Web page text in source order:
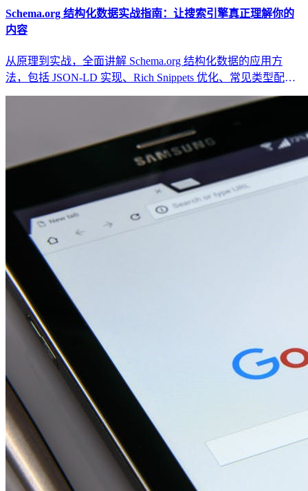
Schema.org 结构化数据实战指南：让搜索引擎真正理解你的
内容
从原理到实战，全面讲解 Schema.org 结构化数据的应用方
法，包括 JSON-LD 实现、Rich Snippets 优化、常见类型配置
以及在 Nuxt/Next.js 中的最佳实践，助力网站获得更好的搜索